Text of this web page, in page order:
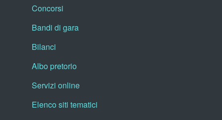
Concorsi
Bandi di gara
Bilanci
Albo pretorio
Servizi online
Elenco siti tematici